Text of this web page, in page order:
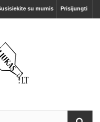
Prisijungti
su mumis